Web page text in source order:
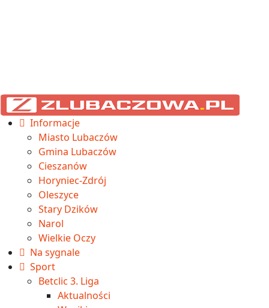
Informacje
Miasto Lubaczów
Gmina Lubaczów
Cieszanów
Horyniec-Zdrój
Oleszyce
Stary Dzików
Narol
Wielkie Oczy
Na sygnale
Sport
Betclic 3. Liga
Aktualności